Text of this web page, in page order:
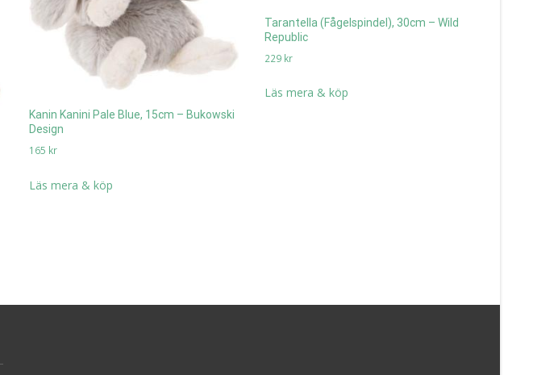
Kanin Kanini Pale Blue, 15cm – Bukowski
Design
165 kr
Läs mera & köp
Tarantella (Fågelspindel), 30cm – Wild
Republic
229 kr
Läs mera & köp